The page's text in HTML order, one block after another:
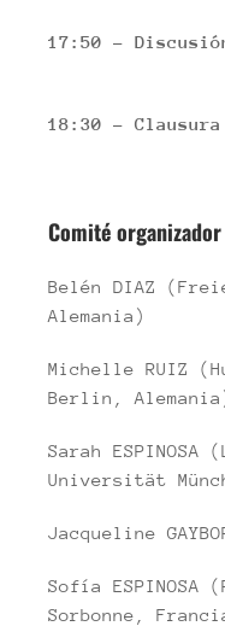
17:50 –
18:30 – Clausura
Comité organizador
Belén DIAZ
Alemania)
Michelle RUIZ
Berlin,
Sarah
Universität
Jacqueline
Sofía ESPINOSA
Sorbonne,